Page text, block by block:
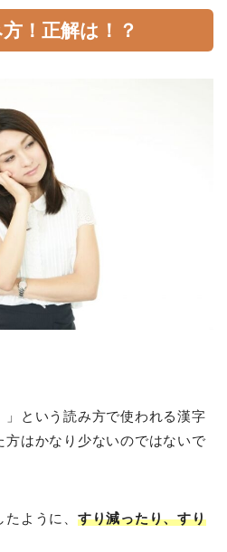
！正解は！？
という読み方で使われる漢字
方はかなり少ないのではないで
ように、 すり減ったり、すり